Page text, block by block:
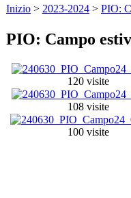
Inizio > 2023-2024 > PIO:
PIO: Campo
120 visite
108 visite
100 visite